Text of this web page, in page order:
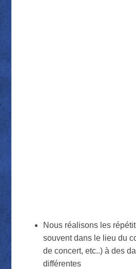
Nous réalisons les
souvent dans le lieu du
de concert, etc..) à des
différentes